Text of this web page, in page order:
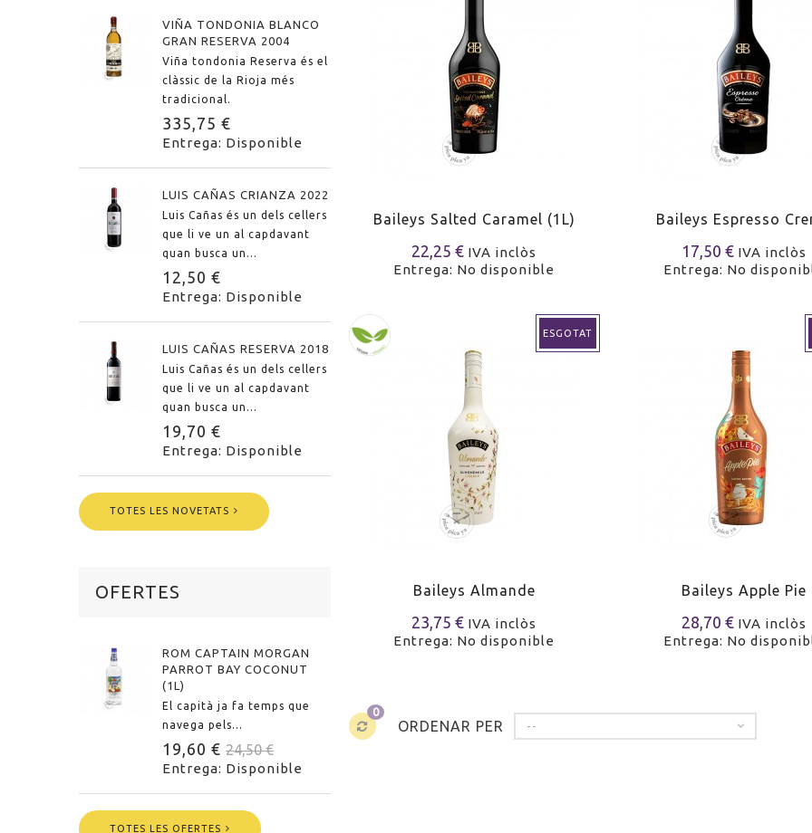
VIÑA TONDONIA BLANCO
GRAN RESERVA 2004
Viña tondonia Reserva és el
clàssic de la Rioja més
tradicional.
335,75 €
Entrega: Disponible
LUIS CAÑAS CRIANZA 2022
Luis Cañas és un dels cellers
que li ve un al capdavant
quan busca un...
12,50 €
Entrega: Disponible
LUIS CAÑAS RESERVA 2018
Luis Cañas és un dels cellers
que li ve un al capdavant
quan busca un...
19,70 €
Entrega: Disponible
TOTES LES NOVETATS
OFERTES
ROM CAPTAIN MORGAN
PARROT BAY COCONUT
(1L)
El capità ja fa temps que
navega pels...
19,60 € 24,50 €
Entrega: Disponible
TOTES LES OFERTES
Baileys Salted Caramel (1L)
22,25 € IVA inclòs
Entrega: No disponible
Baileys Espresso
17,50 € IVA inclòs
Entrega: No
ESGOTAT
Baileys Almande
23,75 € IVA inclòs
Entrega: No disponible
Baileys Apple Pie
28,70 € IVA inclòs
Entrega: No
0
ORDENAR PER --